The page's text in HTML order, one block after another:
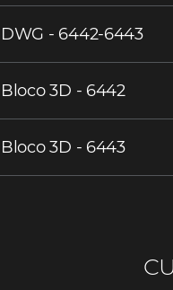
DWG - 6442-6443
Bloco 3D - 6442
Bloco 3D - 6443